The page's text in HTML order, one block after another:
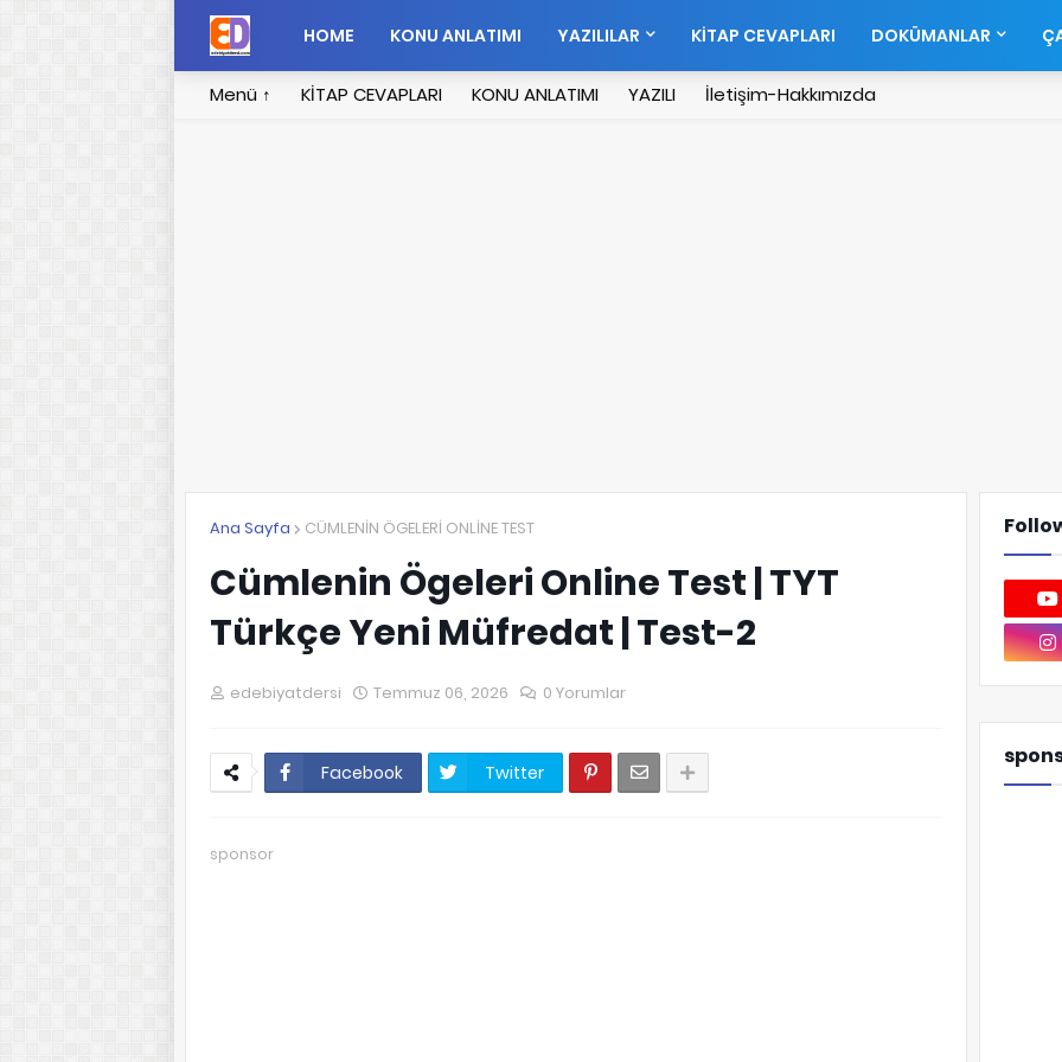
HOME KONU ANLATIMI YAZILILAR KİTAP CEVAPLARI DOKÜMANLAR
Menü ↑ KİTAP CEVAPLARI KONU ANLATIMI YAZILI İletişim-Hakkımızda
Ana Sayfa CÜMLENİN ÖGELERİ ONLİNE TEST
Cümlenin Ögeleri Online Test | TYT
Türkçe Yeni Müfredat | Test-2
edebiyatdersi Temmuz 06, 2026 0 Yorumlar
Facebook Twitter
sponsor